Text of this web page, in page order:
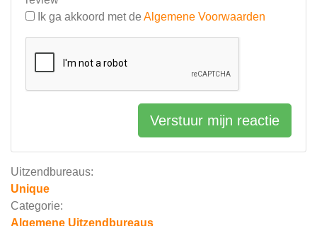
Uitzendbureaus:
Unique
Categorie:
Algemene Uitzendbureaus
Ik ga akkoord met de Algemene Voorwaarden
Verstuur mijn reactie